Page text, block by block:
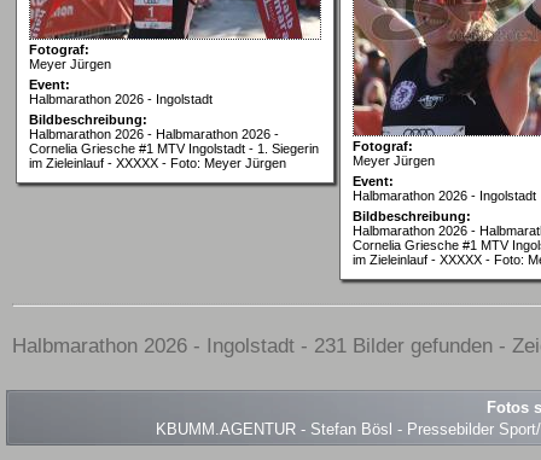
Fotograf:
Meyer Jürgen
Event:
Halbmarathon 2026 - Ingolstadt
Bildbeschreibung:
Halbmarathon 2026 - Halbmarathon 2026 -
Cornelia Griesche #1 MTV Ingolstadt - 1. Siegerin
im Zieleinlauf - XXXXX - Foto: Meyer Jürgen
Fotograf:
Meyer Jürgen
Event:
Halbmarathon 2026 - Ingolstadt
Bildbeschreibung:
Halbmarathon 2026 -
Cornelia Griesche #1 MTV
im Zieleinlauf - XXXXX - Foto:
Halbmarathon 2026 - Ingolstadt - 231 Bilder gefunden -
Fotos
KBUMM.AGENTUR - Stefan Bösl - Pressebilder